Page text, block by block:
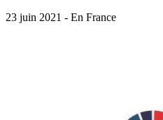
23 juin 2021 - En France